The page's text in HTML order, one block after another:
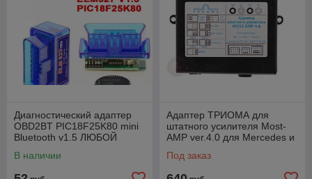
Диагностический адаптер
OBD2BT PIC18F25K80 mini
Bluetooth v1.5 ЛЮБОЙ
В наличии
Адаптер ТРИОМА для
штатного усилителя Most-
AMP ver.4.0 для Mercedes и
Под заказ